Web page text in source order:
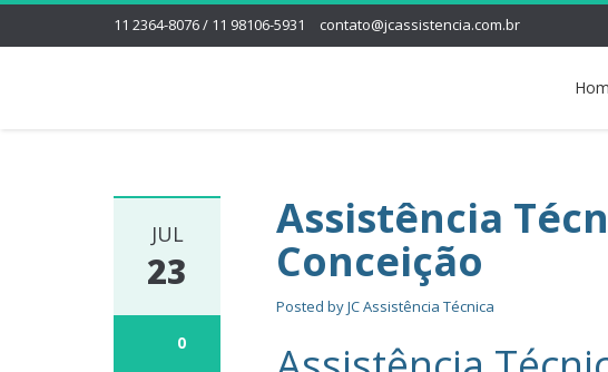
11 2364-8076 / 11 98106-5931 contato@jcassistencia.com.br
JUL
23
0
Assistência
Conceição
Posted byJC Assistência Técnica